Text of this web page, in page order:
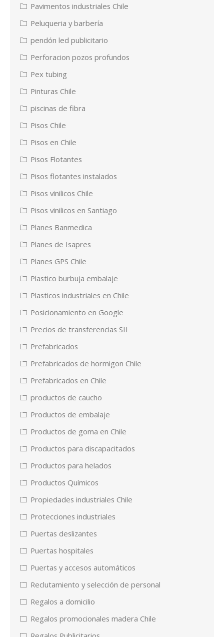
Pavimentos industriales Chile
Peluqueria y barbería
pendón led publicitario
Perforacion pozos profundos
Pex tubing
Pinturas Chile
piscinas de fibra
Pisos Chile
Pisos en Chile
Pisos Flotantes
Pisos flotantes instalados
Pisos vinilicos Chile
Pisos vinilicos en Santiago
Planes Banmedica
Planes de Isapres
Planes GPS Chile
Plastico burbuja embalaje
Plasticos industriales en Chile
Posicionamiento en Google
Precios de transferencias SII
Prefabricados
Prefabricados de hormigon Chile
Prefabricados en Chile
productos de caucho
Productos de embalaje
Productos de goma en Chile
Productos para discapacitados
Productos para helados
Productos Químicos
Propiedades industriales Chile
Protecciones industriales
Puertas deslizantes
Puertas hospitales
Puertas y accesos automáticos
Reclutamiento y selección de personal
Regalos a domicilio
Regalos promocionales madera Chile